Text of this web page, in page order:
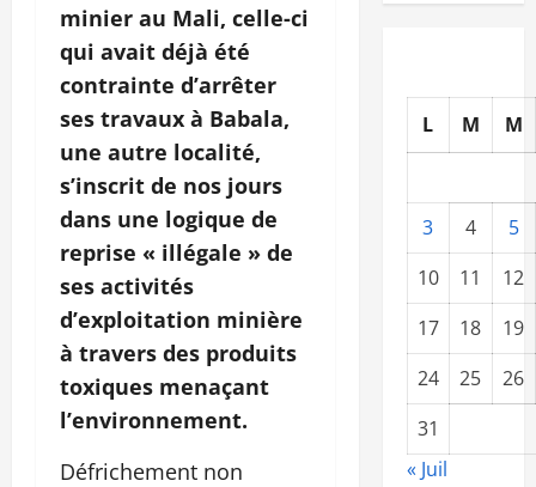
minier au Mali, celle-ci
qui avait déjà été
contrainte d’arrêter
ses travaux à Babala,
une autre localité,
s’inscrit de nos jours
dans une logique de
reprise « illégale » de
ses activités
d’exploitation minière
à travers des produits
toxiques menaçant
l’environnement.
Défrichement non
L M M
3 4
5
10
11
12
17
18
19
24
25
26
31
« Juil